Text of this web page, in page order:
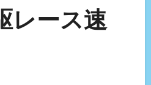
レース速